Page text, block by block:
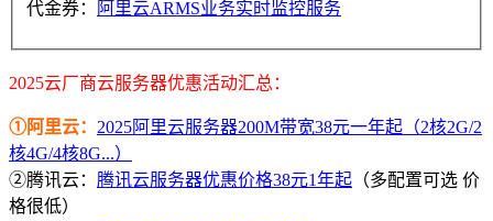
代金券： 阿里云ARMS业务实时监控服务
2025云厂商云服务器优惠活动汇总：
①阿里云： 2025阿里云服务器200M带宽38元一年起（2核2G/2
核4G/4核8G...）
②腾讯云： 腾讯云服务器优惠价格38元1年起 （多配置可选 价
格很低）